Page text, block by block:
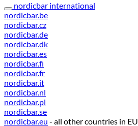
nordicbar international
nordicbar.be
nordicbar.cz
nordicbar.de
nordicbar.dk
nordicbar.es
nordicbar.fi
nordicbar.fr
nordicbar.it
nordicbar.nl
nordicbar.pl
nordicbar.se
nordicbar.eu - all other countries in EU